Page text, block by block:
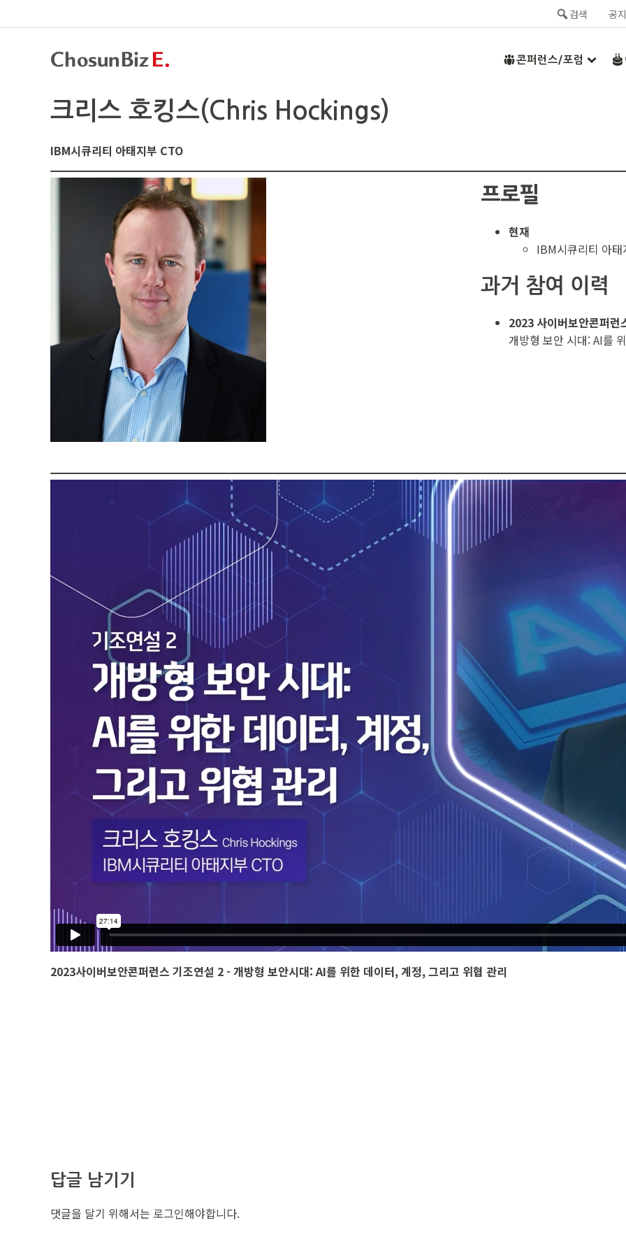
검색 공
콘퍼런스/포럼
크리스 호킹스(Chris Hockings)
IBM시큐리티 아태지부 CTO
프로필
현재
IBM시큐리티 아
과거 참여 이력
2023 사이버보안콘퍼런
개방형 보안 시대: AI를
2023사이버보안콘퍼런스 기조연설 2 - 개방형 보안시대: AI를 위한 데이터, 계정, 그리고 위협 관리
답글 남기기
댓글을 달기 위해서는 로그인해야합니다.